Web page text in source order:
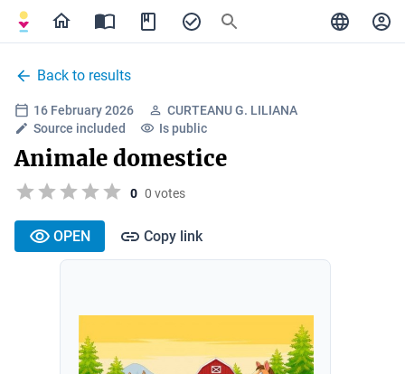
Back to results
16 February 2026
CURTEANU G. LILIANA
Source included
Is public
Animale domestice
0 0 votes
OPEN Copy link